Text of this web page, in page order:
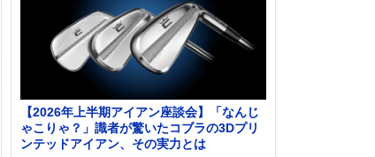
【2026年上半期アイアン座談会】「なんじ
ゃこりゃ？」識者が驚いたコブラの3Dプリ
ンテッドアイアン、その実力とは